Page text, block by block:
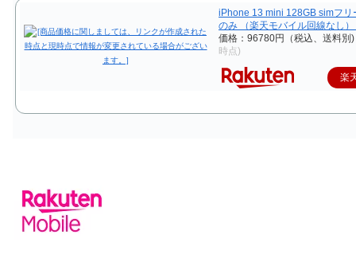
iPhone 13 mini 128GB simフリ
のみ （楽天モバイル回線なし
価格：96780円（税込、送料別)
時点)
楽